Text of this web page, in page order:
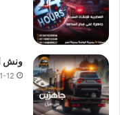
ونش
12